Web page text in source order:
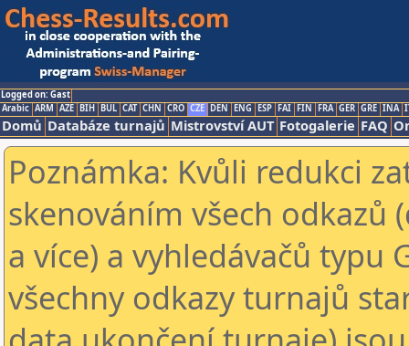
Logged on: Gast
Arabic ARM AZE BIH BUL CAT CHN CRO CZE DEN ENG ESP FAI FIN FRA GER GRE INA
Domů Databáze turnajů Mistrovství AUT Fotogalerie FAQ
Poznámka: Kvůli redukci
skenováním všech odkazů
a více) a vyhledávačů typu
všechny odkazy turnajů